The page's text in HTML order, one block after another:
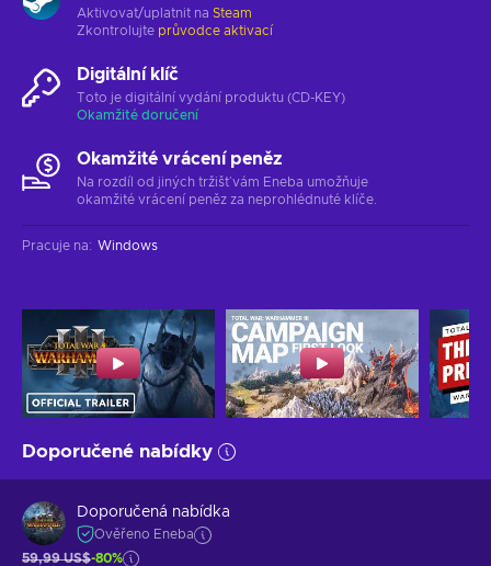
Aktivovat/uplatnit na Steam
Zkontrolujte průvodce aktivací
Digitální klíč
Toto je digitální vydání produktu (CD-KEY)
Okamžité doručení
Okamžité vrácení peněz
Na rozdíl od jiných tržišť vám Eneba umožňuje
okamžité vrácení peněz za neprohlédnuté klíče.
Pracuje na: Windows
Doporučené nabídky
Doporučená nabídka
Ověřeno Eneba
59,99 US$-80%